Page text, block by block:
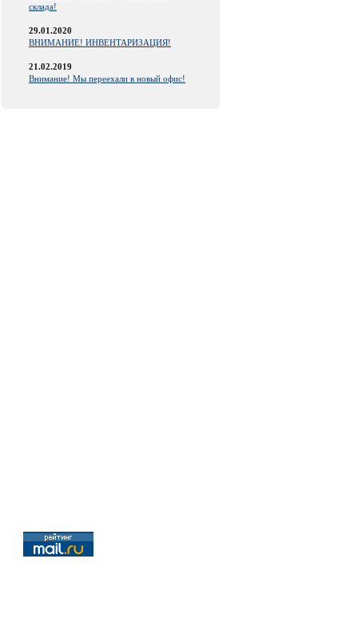
склада!
29.01.2020
ВНИМАНИЕ! ИНВЕНТАРИЗАЦИЯ!
21.02.2019
Внимание! Мы переехали в новый офис!